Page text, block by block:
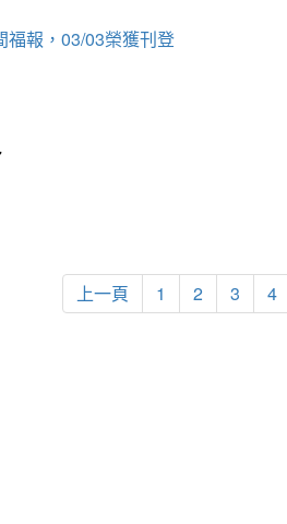
福報，03/03榮獲刊登
上一頁 1 2 3 4